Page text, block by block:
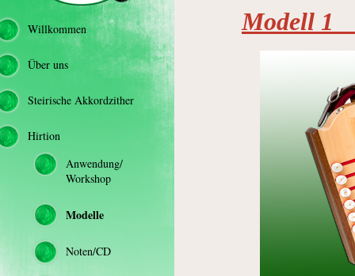
Willkommen
Über uns
Steirische Akkordzither
Hirtion
Anwendung/
Workshop
Modelle
Noten/CD
Modell 1